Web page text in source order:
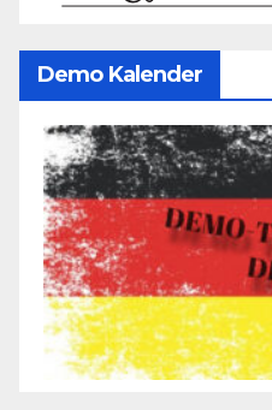
Demo Kalender